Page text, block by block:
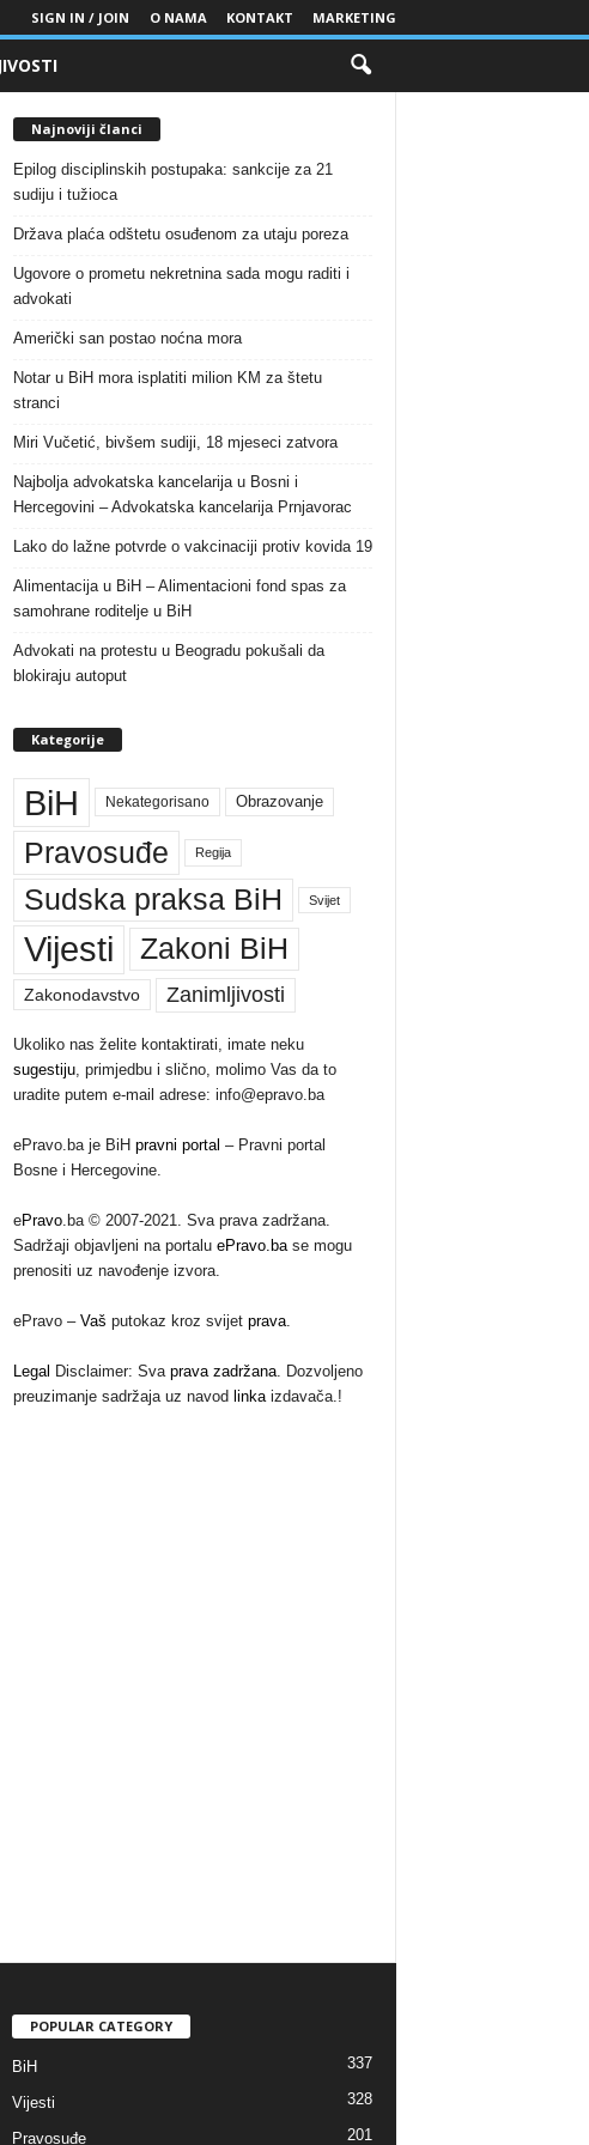
SIGN IN / JOIN O NAMA KONTAKT MARKETING
Najnoviji članci
Epilog disciplinskih postupaka: sankcije za 21
sudiju i tužioca
Država plaća odštetu osuđenom za utaju poreza
Ugovore o prometu nekretnina sada mogu raditi i
advokati
Američki san postao noćna mora
Notar u BiH mora isplatiti milion KM za štetu
stranci
Miri Vučetić, bivšem sudiji, 18 mjeseci zatvora
Najbolja advokatska kancelarija u Bosni i
Hercegovini – Advokatska kancelarija Prnjavorac
Lako do lažne potvrde o vakcinaciji protiv kovida 19
Alimentacija u BiH – Alimentacioni fond spas za
samohrane roditelje u BiH
Advokati na protestu u Beogradu pokušali da
blokiraju autoput
Kategorije
BiH Nekategorisano Obrazovanje
Pravosuđe Regija
Sudska praksa BiH Svijet
Vijesti Zakoni BiH
Zakonodavstvo Zanimljivosti
Ukoliko nas želite kontaktirati, imate neku
sugestiju, primjedbu i slično, molimo Vas da to
uradite putem e-mail adrese: info@epravo.ba
ePravo.ba je BiH pravni portal – Pravni portal
Bosne i Hercegovine.
ePravo.ba © 2007-2021. Sva prava zadržana.
Sadržaji objavljeni na portalu ePravo.base mogu
prenositi uz navođenje izvora.
ePravo – Vaš putokaz kroz svijet prava.
Legal Disclaimer: Sva prava zadržana. Dozvoljeno
preuzimanje sadržaja uz navod linkaizdavača.!
POPULAR CATEGORY
BiH 337
Vijesti 328
Pravosuđe 201